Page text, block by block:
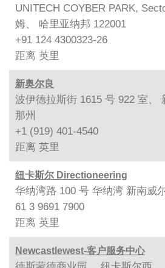
UNITECH COYBER PARK,
姆、 哈里亚纳邦 122001
+91 124 4300323-26
距离 英里
新奥尔良
波伊德拉斯街 1615 号 922 室、
那州
+1 (919) 401-4540
距离 英里
纽卡斯尔 Directioneering
华纳湾路 100 号 华纳湾 新南威
61 3 9691 7900
距离 英里
Newcastlewest-客户服务中心